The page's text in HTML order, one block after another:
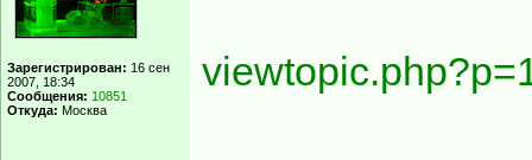
Зарегистрирован: 16 сен
2007, 18:34
Сообщения: 10851
Откуда: Москва